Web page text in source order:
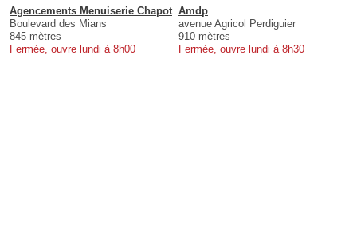
Agencements Menuiserie Chapot
Boulevard des Mians
845 mètres
Fermée, ouvre lundi à 8h00
Amdp
avenue Agricol Perdiguier
910 mètres
Fermée, ouvre lundi à 8h30